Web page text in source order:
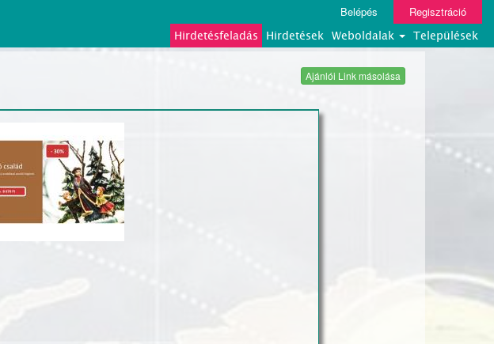
Belépés Regisztráció
Hirdetésfeladás Hirdetések Weboldalak Települések
Ajánlói Link másolása